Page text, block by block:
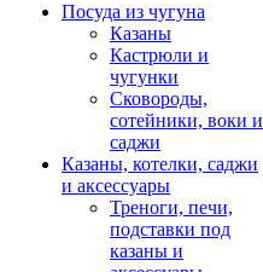
Посуда из чугуна
Казаны
Кастрюли и
чугунки
Сковороды,
сотейники, воки и
саджи
Казаны, котелки, саджи
и аксессуары
Треноги, печи,
подставки под
казаны и